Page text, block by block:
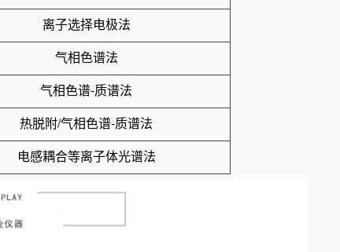
离子选择电极法
气相色谱法
气相色谱-质谱法
热脱附/气相色谱-质谱法
电感耦合等离子体光谱法